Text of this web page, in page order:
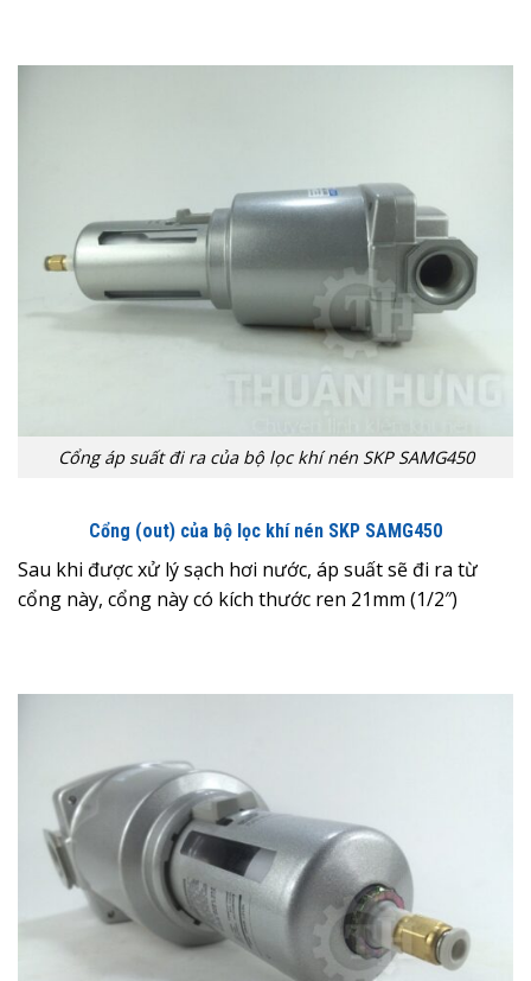
Cổng áp suất đi ra của bộ lọc khí nén SKP SAMG450
Cổng (out) của bộ lọc khí nén SKP SAMG450
Sau khi được xử lý sạch hơi nước, áp suất sẽ đi ra từ
cổng này, cổng này có kích thước ren 21mm (1/2″)